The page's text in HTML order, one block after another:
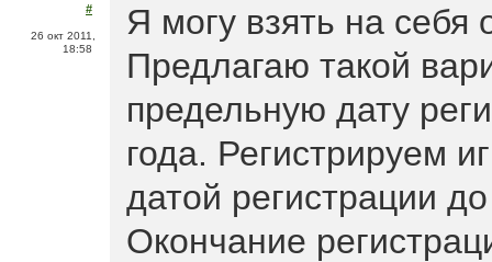
#
26 окт 2011,
18:58
Я могу взять на себя
Предлагаю такой
предельную дату
года. Регистрируем
датой регистрации
Окончание